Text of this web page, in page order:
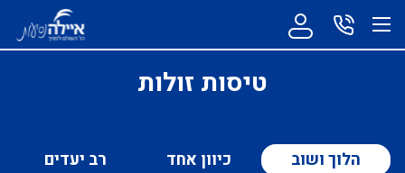
טיסות זולות
הלוך ושוב כיוון אחד רב יעדים